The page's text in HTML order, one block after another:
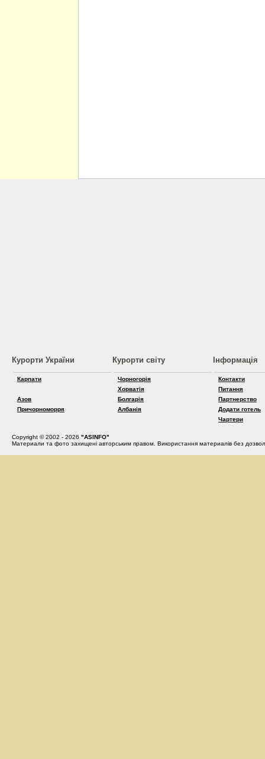
Курорти України
Карпати
Азов
Причорноморря
Курорти світу
Чорногорія
Хорватія
Болгарія
Албанія
Інформація
Контакти
Питання
Партнерство
Додати готель
Чартери
Copyright © 2002 - 2026 "ASINFO"
Материали та фото захищені авторським правом. Використання материалів без